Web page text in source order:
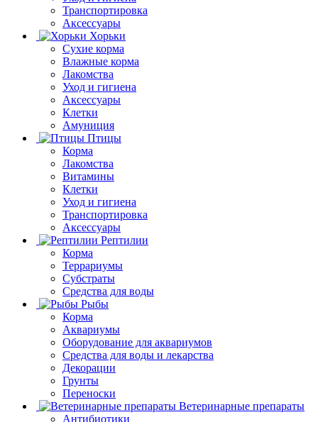
Транспортировка
Аксессуары
Хорьки
Сухие корма
Влажные корма
Лакомства
Уход и гигиена
Аксессуары
Клетки
Амуниция
Птицы
Корма
Лакомства
Витамины
Клетки
Уход и гигиена
Транспортировка
Аксессуары
Рептилии
Корма
Террариумы
Субстраты
Средства для воды
Рыбы
Корма
Аквариумы
Оборудование для аквариумов
Средства для воды и лекарства
Декорации
Грунты
Переноски
Ветеринарные препараты
Антибиотики